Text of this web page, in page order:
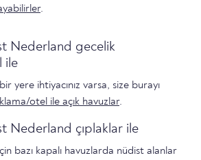
.
Nederland gecelik
ile
yere ihtiyacınız varsa, size burayı
otel ile açık havuzlar.
Nederland çıplaklar ile
bazı kapalı havuzlarda nüdist alanlar